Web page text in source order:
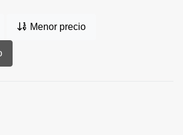
Menor precio